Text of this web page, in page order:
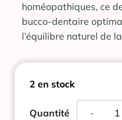
homéopathiques, ce
bucco-dentaire
l’équilibre naturel de
2 en stock
Quantité -